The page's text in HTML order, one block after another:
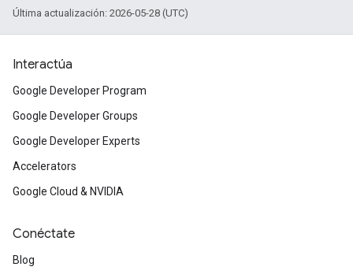
Última actualización: 2026-05-28 (UTC)
Interactúa
Google Developer Program
Google Developer Groups
Google Developer Experts
Accelerators
Google Cloud & NVIDIA
Conéctate
Blog